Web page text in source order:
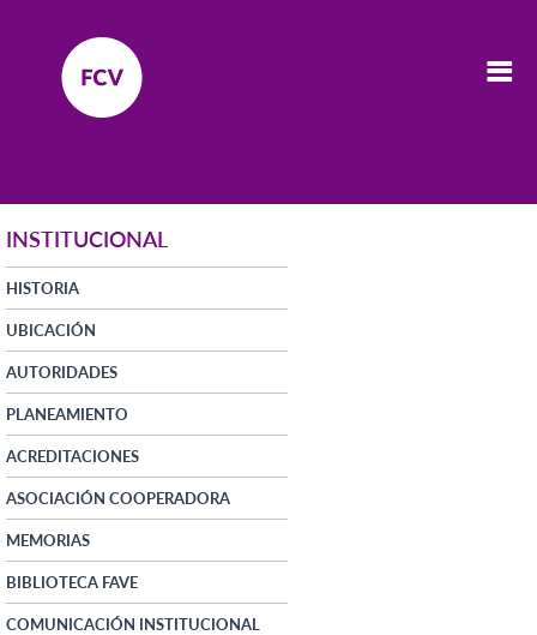
INSTITUCIONAL
HISTORIA
UBICACIÓN
AUTORIDADES
PLANEAMIENTO
ACREDITACIONES
ASOCIACIÓN COOPERADORA
MEMORIAS
BIBLIOTECA FAVE
COMUNICACIÓN INSTITUCIONAL